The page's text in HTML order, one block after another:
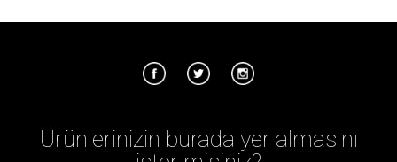
Ürünlerinizin burada yer almasını